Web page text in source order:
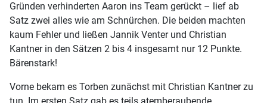
Gründen verhinderten Aaron ins Team gerückt – lief ab
Satz zwei alles wie am Schnürchen. Die beiden machten
kaum Fehler und ließen Jannik Venter und Christian
Kantner in den Sätzen 2 bis 4 insgesamt nur 12 Punkte.
Bärenstark!
Vorne bekam es Torben zunächst mit Christian Kantner zu